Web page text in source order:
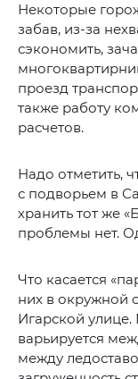
Некоторые
забав, из-за
сэкономить,
проезд
также работу
расчетов.
Надо отметить,
с подворьем в
хранить тот же
проблемы нет.
Что касается
них в окружной
Игарской
варьируется
между